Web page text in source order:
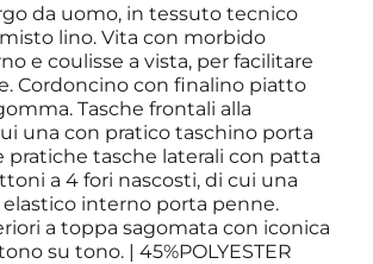
da uomo, in tessuto tecnico
lino. Vita con morbido
e coulisse a vista, per facilitare
Cordoncino con finalino piatto
Tasche frontali alla
una con pratico taschino porta
pratiche tasche laterali con patta
a 4 fori nascosti, di cui una
interno porta penne.
a toppa sagomata con iconica
su tono. | 45%POLYESTER